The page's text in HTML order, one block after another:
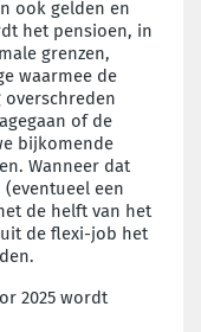
ook gelden en
het pensioen, in
grenzen,
waarmee de
of de
bijkomende
Wanneer dat
een
de helft van het
de flexi-job het
2025 wordt